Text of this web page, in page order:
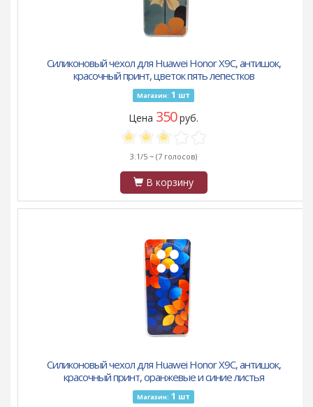
Силиконовый чехол для Huawei Honor X9C, антишок,
красочный принт, цветок пять лепестков
Магазин: 1 шт
Цена 350руб.
3.1/5 ~ (7 голосов)
В корзину
Силиконовый чехол для Huawei Honor X9C, антишок,
красочный принт, оранжевые и синие листья
Магазин: 1 шт